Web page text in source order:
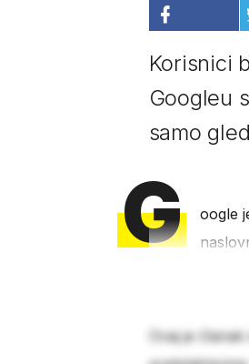
Korisnici
Googleu
samo
G
oogle
Ovaj je